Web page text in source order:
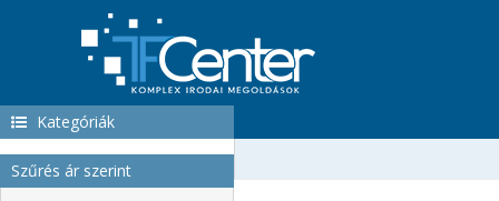
Kategóriák
Szűrés ár szerint